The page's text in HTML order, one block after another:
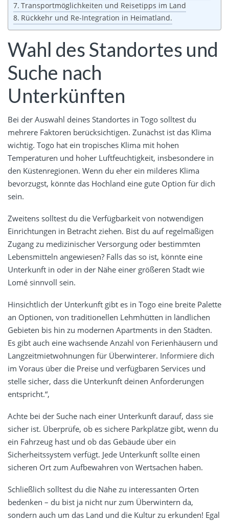
Transportmöglichkeiten und Reisetipps im Land
Rückkehr und Re-Integration in Heimatland.
Wahl des Standortes und
Suche nach
Unterkünften
Bei der Auswahl deines Standortes in Togo solltest du
mehrere Faktoren berücksichtigen. Zunächst ist das Klima
wichtig. Togo hat ein tropisches Klima mit hohen
Temperaturen und hoher Luftfeuchtigkeit, insbesondere in
den Küstenregionen. Wenn du eher ein milderes Klima
bevorzugst, könnte das Hochland eine gute Option für dich
sein.
Zweitens solltest du die Verfügbarkeit von notwendigen
Einrichtungen in Betracht ziehen. Bist du auf regelmäßigen
Zugang zu medizinischer Versorgung oder bestimmten
Lebensmitteln angewiesen? Falls das so ist, könnte eine
Unterkunft in oder in der Nähe einer größeren Stadt wie
Lomé sinnvoll sein.
Hinsichtlich der Unterkunft gibt es in Togo eine breite Palette
an Optionen, von traditionellen Lehmhütten in ländlichen
Gebieten bis hin zu modernen Apartments in den Städten.
Es gibt auch eine wachsende Anzahl von Ferienhäusern und
Langzeitmietwohnungen für Überwinterer. Informiere dich
im Voraus über die Preise und verfügbaren Services und
stelle sicher, dass die Unterkunft deinen Anforderungen
entspricht.“,
Achte bei der Suche nach einer Unterkunft darauf, dass sie
sicher ist. Überprüfe, ob es sichere Parkplätze gibt, wenn du
ein Fahrzeug hast und ob das Gebäude über ein
Sicherheitssystem verfügt. Jede Unterkunft sollte einen
sicheren Ort zum Aufbewahren von Wertsachen haben.
Schließlich solltest du die Nähe zu interessanten Orten
bedenken – du bist ja nicht nur zum Überwintern da,
sondern auch um das Land und die Kultur zu erkunden! Egal